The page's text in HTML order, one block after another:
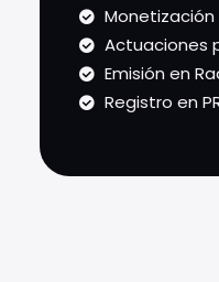
Actuaciones
Emisión en
Registro en